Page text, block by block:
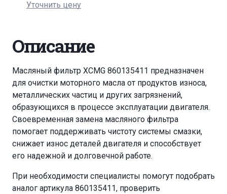
Уточнить цену
Описание
Масляный фильтр XCMG 860135411 предназначен
для очистки моторного масла от продуктов износа,
металлических частиц и других загрязнений,
образующихся в процессе эксплуатации двигателя.
Своевременная замена масляного фильтра
помогает поддерживать чистоту системы смазки,
снижает износ деталей двигателя и способствует
его надежной и долговечной работе.
При необходимости специалисты помогут подобрать
аналог артикула 860135411, проверить